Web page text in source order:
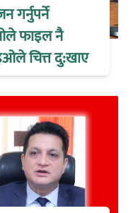
गर्नुपर्ने
फाइल नै
चित्त दु:खाए